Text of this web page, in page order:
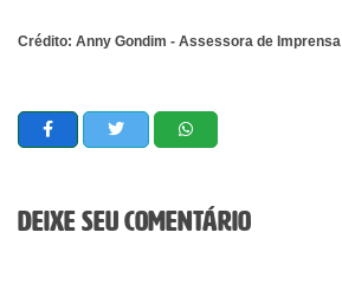
Crédito: Anny Gondim - Assessora de Imprensa
Deixe seu comentário